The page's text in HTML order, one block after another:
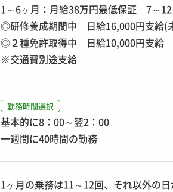
1～6ヶ月：月給38万円最低保証 7～
◎研修養成期間中 日給16,000円支給(
◎２種免許取得中 日給10,000円支給
※交通費別途支給
勤務時間選択
基本的に8：00～翌2：00
一週間に40時間の勤務
1ヶ月の乗務は11～12回、それ以外の